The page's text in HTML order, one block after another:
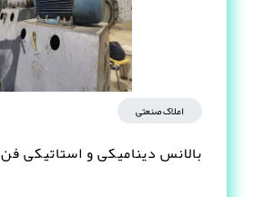
املاک صنعتی
بالانس دینامیکی و استاتیکی فن